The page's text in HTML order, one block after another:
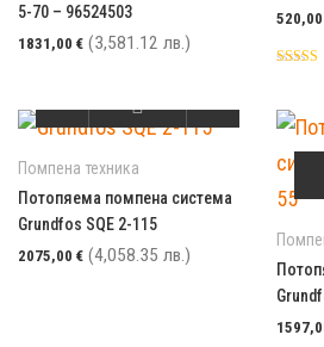
5-70 – 96524503
1831,00 € (3,581.12 лв.)
Помпена техника
Потопяема помпена система
Grundfos SQE 2-115
2075,00 € (4,058.35 лв.)